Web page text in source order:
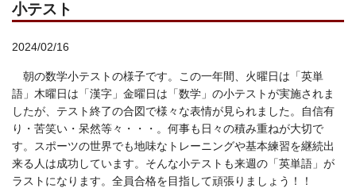
小テスト
2024/02/16
朝の数学小テストの様子です。この一年間、火曜日は「英単
語」木曜日は「漢字」金曜日は「数学」の小テストが実施されま
したが、テスト終了の合図で様々な表情が見られました。自信有
り・苦笑い・呆然等々・・・。何事も日々の積み重ねが大切で
す。スポーツの世界でも地味なトレーニングや基本練習を継続出
来る人は成功しています。そんな小テストも来週の「英単語」が
ラストになります。全員合格を目指して頑張りましょう！！